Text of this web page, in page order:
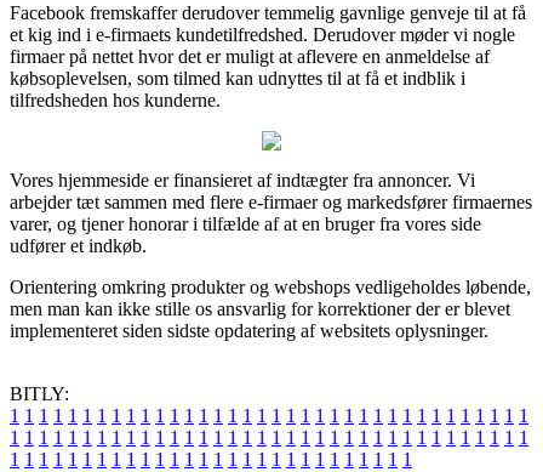
Facebook fremskaffer derudover temmelig gavnlige genveje til at få
et kig ind i e-firmaets kundetilfredshed. Derudover møder vi nogle
firmaer på nettet hvor det er muligt at aflevere en anmeldelse af
købsoplevelsen, som tilmed kan udnyttes til at få et indblik i
tilfredsheden hos kunderne.
Vores hjemmeside er finansieret af indtægter fra annoncer. Vi
arbejder tæt sammen med flere e-firmaer og markedsfører firmaernes
varer, og tjener honorar i tilfælde af at en bruger fra vores side
udfører et indkøb.
Orientering omkring produkter og webshops vedligeholdes løbende,
men man kan ikke stille os ansvarlig for korrektioner der er blevet
implementeret siden sidste opdatering af websitets oplysninger.
BITLY:
1 1 1 1 1 1 1 1 1 1 1 1 1 1 1 1 1 1 1 1 1 1 1 1 1 1 1 1 1 1 1 1 1 1 1 1
1 1 1 1 1 1 1 1 1 1 1 1 1 1 1 1 1 1 1 1 1 1 1 1 1 1 1 1 1 1 1 1 1 1 1 1
1 1 1 1 1 1 1 1 1 1 1 1 1 1 1 1 1 1 1 1 1 1 1 1 1 1 1 1